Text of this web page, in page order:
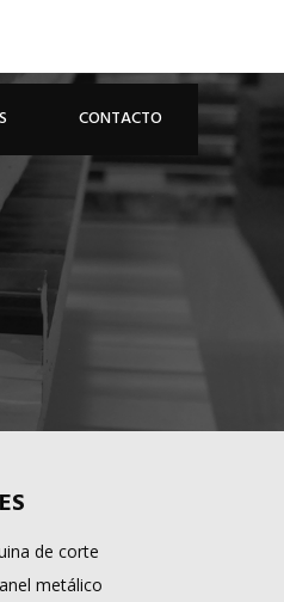
CONTACTO
de corte
metálico